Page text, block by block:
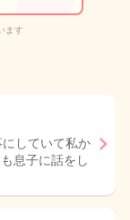
ます
していて私か
息子に話をし